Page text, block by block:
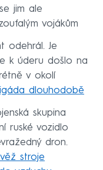
jim ale
vojákům
odehrál. Je
k úderu došlo na
v okolí
dlouhodobě
skupina
ruské vozidlo
dron.
stroje